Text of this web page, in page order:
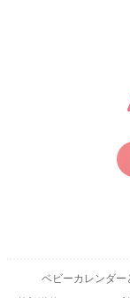
ベビーカレンダー